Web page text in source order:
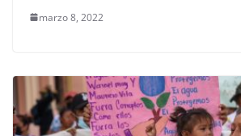
marzo 8, 2022